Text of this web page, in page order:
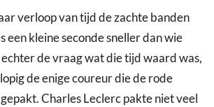
verloop van tijd de zachte banden
een kleine seconde sneller dan wie
de vraag wat die tijd waard was,
de enige coureur die de rode
Charles Leclerc pakte niet veel